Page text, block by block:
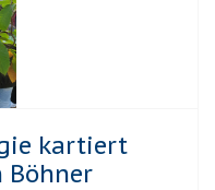
kartiert
Böhner